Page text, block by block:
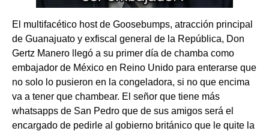
El multifacético host de Goosebumps, atracción principal
de Guanajuato y exfiscal general de la República, Don
Gertz Manero llegó a su primer día de chamba como
embajador de México en Reino Unido para enterarse que
no solo lo pusieron en la congeladora, si no que encima
va a tener que chambear. El señor que tiene más
whatsapps de San Pedro que de sus amigos será el
encargado de pedirle al gobierno británico que le quite la